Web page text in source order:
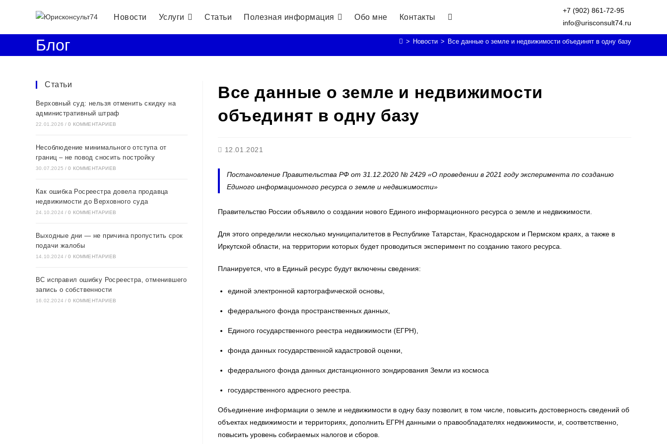
+7 (902) 861-72-95
info@urisconsult74.ru
Новости Услуги Статьи Полезная информация Обо мне Контакты Переключить
Блог > Новости > Все данные о земле и недвижимости объединят в одну базу
Все данные о земле и недвижимости
объединят в одну базу
Запись
12.01.2021
Постановление Правительства РФ от 31.12.2020 № 2429 «О проведении в 2021 году эксперимента по созданию
Единого информационного ресурса о земле и недвижимости»
Правительство России объявило о создании нового Единого информационного ресурса о земле и недвижимости.
Для этого определили несколько муниципалитетов в Республике Татарстан, Краснодарском и Пермском краях, а также в
Иркутской области, на территории которых будет проводиться эксперимент по созданию такого ресурса.
Планируется, что в Единый ресурс будут включены сведения:
единой электронной картографической основы,
федерального фонда пространственных данных,
Единого государственного реестра недвижимости (ЕГРН),
фонда данных государственной кадастровой оценки,
федерального фонда данных дистанционного зондирования Земли из космоса
государственного адресного реестра.
Объединение информации о земле и недвижимости в одну базу позволит, в том числе, повысить достоверность сведений об
объектах недвижимости и территориях, дополнить ЕГРН данными о правообладателях недвижимости, и, соответственно,
повысить уровень собираемых налогов и сборов.
Статьи
Верховный суд: нельзя отменить скидку на
административный штраф
22.01.2026 / 0 КОММЕНТАРИЕВ
Несоблюдение минимального отступа от
границ – не повод сносить постройку
30.07.2025 / 0 КОММЕНТАРИЕВ
Как ошибка Росреестра довела продавца
недвижимости до Верховного суда
24.10.2024 / 0 КОММЕНТАРИЕВ
Выходные дни — не причина пропустить срок
подачи жалобы
14.10.2024 / 0 КОММЕНТАРИЕВ
ВС исправил ошибку Росреестра, отменившего
запись о собственности
16.02.2024 / 0 КОММЕНТАРИЕВ